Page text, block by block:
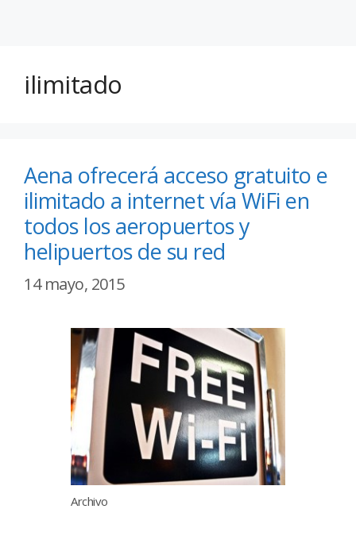
ilimitado
Aena ofrecerá acceso gratuito e
ilimitado a internet vía WiFi en
todos los aeropuertos y
helipuertos de su red
14 mayo, 2015
Archivo